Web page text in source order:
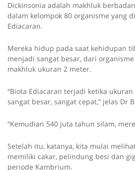
Dickinsonia adalah makhluk
dalam kelompok 80 organisme yang
Ediacaran.
Mereka hidup pada saat kehidupan
menjadi sangat besar, dari
makhluk ukuran 2 meter.
“Biota Ediacaran terjadi ketika
sangat besar, sangat cepat,” jelas Dr
“Kemudian 540 juta tahun silam,
Setelah itu, katanya, kita mulai
memiliki cakar, pelindung besi dan
periode Kambrium.